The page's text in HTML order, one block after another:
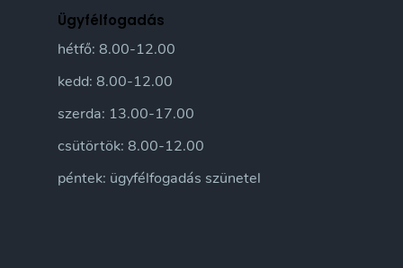
Ügyfélfogadás
hétfő: 8.00-12.00
kedd: 8.00-12.00
szerda: 13.00-17.00
csütörtök: 8.00-12.00
péntek: ügyfélfogadás szünetel